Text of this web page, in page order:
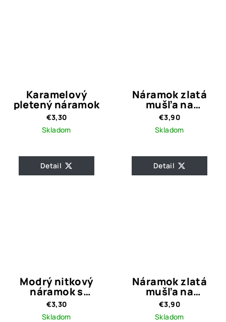
Karamelový
pletený náramok
€3,30
Skladom
Detail
Náramok zlatá
mušľa na
tyrkysovej
gumičke
€3,90
Skladom
Detail
Modrý nitkový
náramok s
korálikmi
€3,30
Skladom
Náramok zlatá
mušľa na
marhuľovej
gumičke
€3,90
Skladom